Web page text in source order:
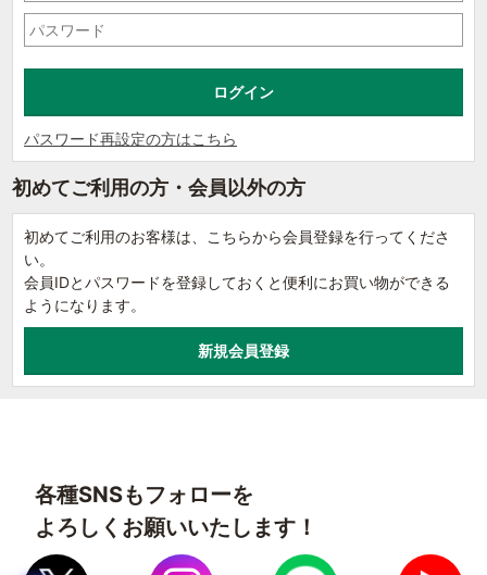
パスワード再設定の方はこちら
初めてご利用の方・会員以外の方
初めてご利用のお客様は、こちらから会員登録を行ってくださ
い。
会員IDとパスワードを登録しておくと便利にお買い物ができる
ようになります。
各種SNSもフォローを
よろしくお願いいたします！